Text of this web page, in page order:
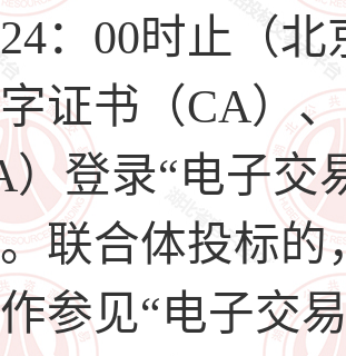
：00时止（
证书（CA）
）登录“电子
联合体投标
参见“电子交